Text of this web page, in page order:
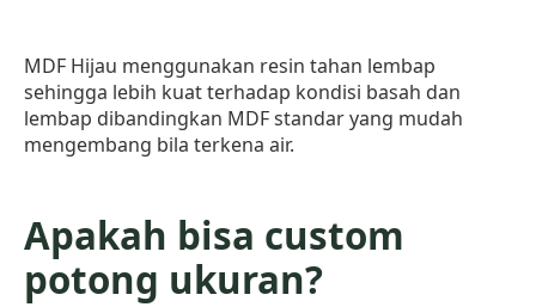
MDF Hijau menggunakan resin tahan lembap
sehingga lebih kuat terhadap kondisi basah dan
lembap dibandingkan MDF standar yang mudah
mengembang bila terkena air.
Apakah bisa custom
potong ukuran?